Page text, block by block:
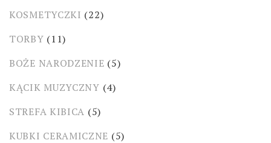
KOSMETYCZKI (22)
TORBY (11)
BOŻE NARODZENIE (5)
KĄCIK MUZYCZNY (4)
STREFA KIBICA (5)
KUBKI CERAMICZNE (5)